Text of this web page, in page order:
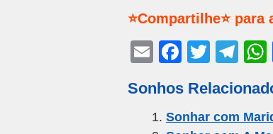
⭐Compartilhe⭐
E
ail
F
c
e
T
tt
er
T
e
gr
Sonhos
Sonhar com